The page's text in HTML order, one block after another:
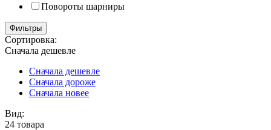
Повороты шарниры
Фильтры
Сортировка:
Сначала дешевле
Сначала дешевле
Сначала дороже
Сначала новее
Вид:
24 товара